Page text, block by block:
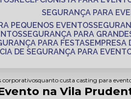
SEGURANÇA PARA
PEQUENOS EVENTOS
SEGURANÇA PARA
PARA FESTAS
DE SEGURANÇA PARA
corporativosquanto custa casting para
na Vila